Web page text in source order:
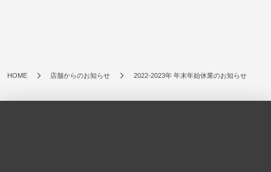
HOME 店舗からのお知らせ 2022-2023年 年末年始休業のお知らせ